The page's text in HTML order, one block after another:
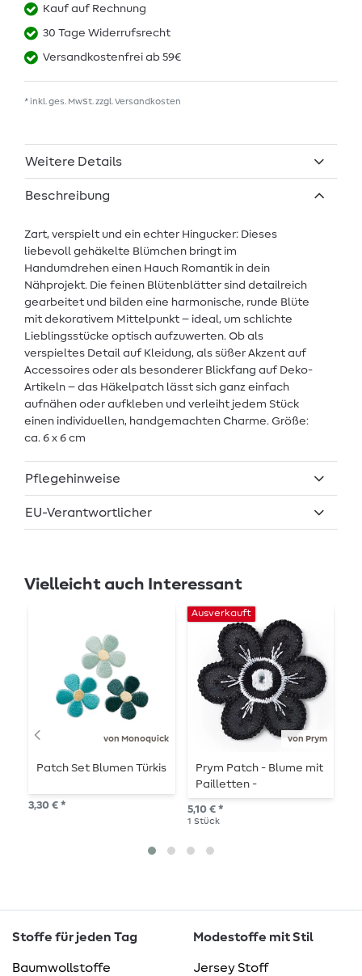
Kauf auf Rechnung
30 Tage Widerrufsrecht
Versandkostenfrei ab 59€
* inkl. ges. MwSt. zzgl.Versandkosten
Weitere Details
Beschreibung
Zart, verspielt und ein echter Hingucker: Dieses
liebevoll gehäkelte Blümchen bringt im
Handumdrehen einen Hauch Romantik in dein
Nähprojekt. Die feinen Blütenblätter sind detailreich
gearbeitet und bilden eine harmonische, runde Blüte
mit dekorativem Mittelpunkt – ideal, um schlichte
Lieblingsstücke optisch aufzuwerten. Ob als
verspieltes Detail auf Kleidung, als süßer Akzent auf
Accessoires oder als besonderer Blickfang auf Deko-
Artikeln – das Häkelpatch lässt sich ganz einfach
aufnähen oder aufkleben und verleiht jedem Stück
einen individuellen, handgemachten Charme. Größe:
ca. 6 x 6 cm
Pflegehinweise
EU-Verantwortlicher
Vielleicht auch Interessant
von Monoquick
Patch Set Blumen Türkis
3,30 € *
von Prym
Ausverkauft
Prym Patch - Blume mit
Pailletten -
schwarz/weiß
5,10 € *
1 Stück
Stoffe für jeden Tag
Baumwollstoffe
Modestoffe mit Stil
Jersey Stoff